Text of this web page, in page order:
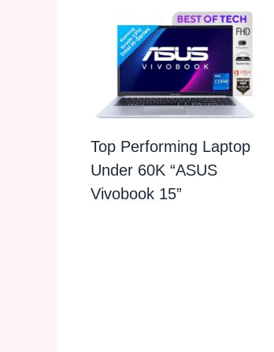
Top Performing Laptop
Under 60K “ASUS
Vivobook 15”